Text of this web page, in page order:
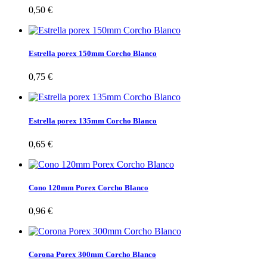
0,50 €
Estrella porex 150mm Corcho Blanco
0,75 €
Estrella porex 135mm Corcho Blanco
0,65 €
Cono 120mm Porex Corcho Blanco
0,96 €
Corona Porex 300mm Corcho Blanco